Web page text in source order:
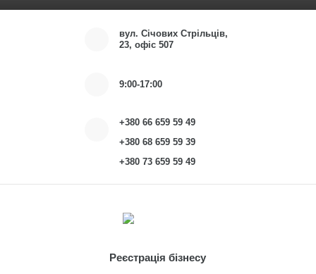
вул. Січових Cтрільців,
23, офіс 507
9:00-17:00
+380 66 659 59 49
+380 68 659 59 39
+380 73 659 59 49
Реєстрація бізнесу